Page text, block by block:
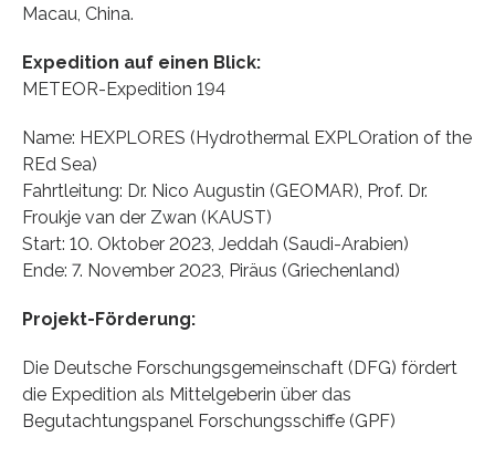
Macau, China.
Expedition auf einen Blick:
METEOR-Expedition 194
Name: HEXPLORES (Hydrothermal EXPLOration of the
REd Sea)
Fahrtleitung: Dr. Nico Augustin (GEOMAR), Prof. Dr.
Froukje van der Zwan (KAUST)
Start: 10. Oktober 2023, Jeddah (Saudi-Arabien)
Ende: 7. November 2023, Piräus (Griechenland)
Projekt-Förderung:
Die Deutsche Forschungsgemeinschaft (DFG) fördert
die Expedition als Mittelgeberin über das
Begutachtungspanel Forschungsschiffe (GPF)